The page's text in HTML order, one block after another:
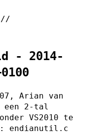
- 2014-
Arian van
een 2-tal
VS2010 te
endianutil.c